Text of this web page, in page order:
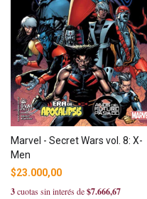
Marvel - Secret Wars vol. 8: X-
Men
$23.000,00
3cuotas sin interés de$7.666,67